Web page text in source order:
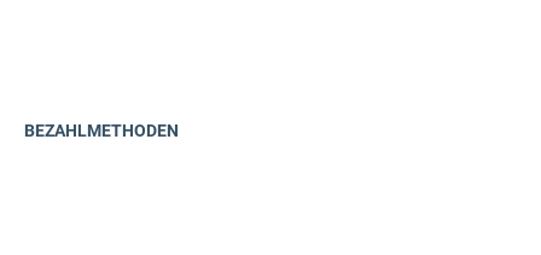
BEZAHLMETHODEN